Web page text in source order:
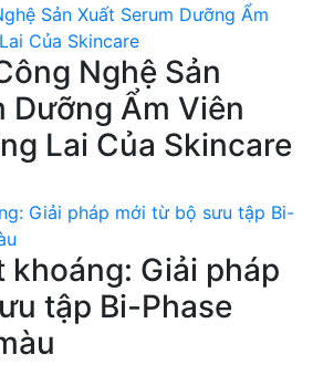
Nghệ Sản
Dưỡng Ẩm Viên
Lai Của Skincare
khoáng: Giải pháp
tập Bi-Phase